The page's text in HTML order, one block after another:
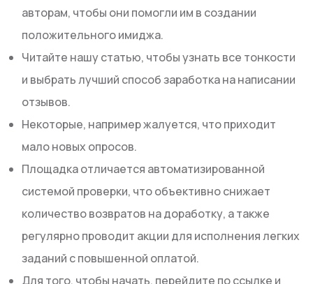
авторам, чтобы они помогли им в создании
положительного имиджа.
Читайте нашу статью, чтобы узнать все тонкости
и выбрать лучший способ заработка на написании
отзывов.
Некоторые, например жалуется, что приходит
мало новых опросов.
Площадка отличается автоматизированной
системой проверки, что объективно снижает
количество возвратов на доработку, а также
регулярно проводит акции для исполнения легких
заданий с повышенной оплатой.
Для того, чтобы начать, перейдите по ссылке и